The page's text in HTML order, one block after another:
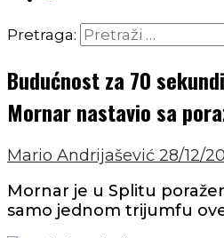
Pretraga:
Budućnost za 70
Mornar nastavio sa
Mario Andrijašević 28/12/
Mornar je u Splitu
samo jednom trijumfu